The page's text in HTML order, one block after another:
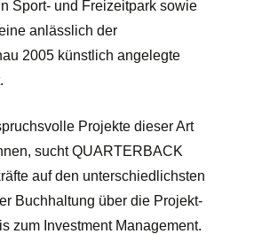
Sport- und Freizeitpark sowie
anlässlich der
2005 künstlich angelegte
Projekte dieser Art
sucht QUARTERBACK
auf den unterschiedlichsten
Buchhaltung über die Projekt-
zum Investment Management.